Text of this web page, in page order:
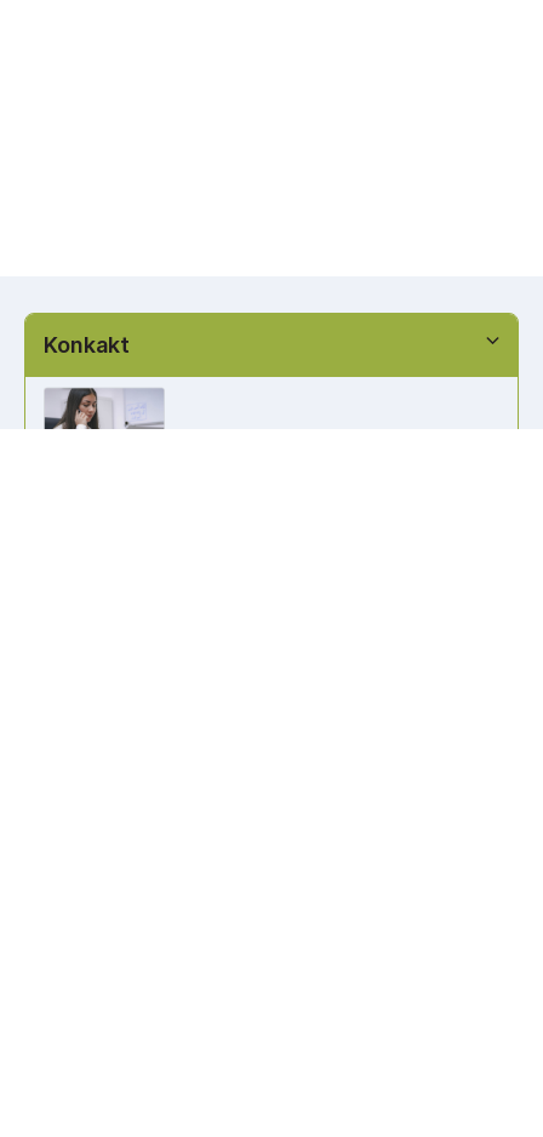
Konkakt